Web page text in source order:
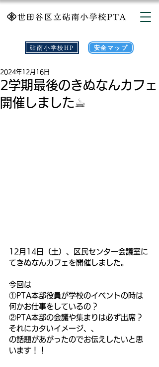
砧南小学校HP 安全マップ
2学期最後のきぬなんカフェ
開催しました☕︎
2024年12月16日
12月14日（土）、区民センター会議室に
てきぬなんカフェを開催しました。
今回は
①PTA本部役員が学校のイベントの時は
何かお仕事をしているの？
②PTA本部の会議や集まりは必ず出席？
それにカタいイメージ、、
の話題があがったのでお伝えしたいと思
います！！